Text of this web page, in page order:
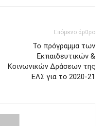
Επόμενο άρθρο
Το πρόγραμμα των
Εκπαιδευτικών &
Κοινωνικών Δράσεων της
ΕΛΣ για το 2020-21